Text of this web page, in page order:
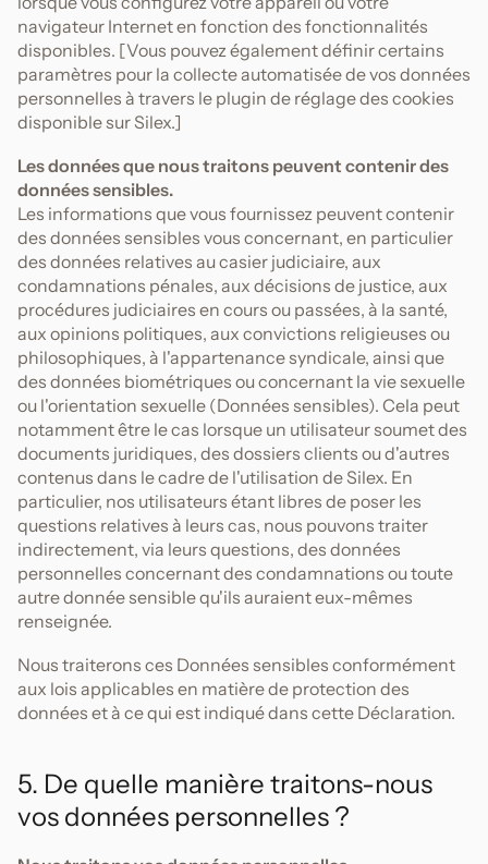
navigateur Internet en fonction des fonctionnalités
disponibles. [Vous pouvez également définir certains
paramètres pour la collecte automatisée de vos données
personnelles à travers le plugin de réglage des cookies
disponible sur Silex.]
Les données que nous traitons peuvent contenir des
données sensibles.
Les informations que vous fournissez peuvent contenir
des données sensibles vous concernant, en particulier
des données relatives au casier judiciaire, aux
condamnations pénales, aux décisions de justice, aux
procédures judiciaires en cours ou passées, à la santé,
aux opinions politiques, aux convictions religieuses ou
philosophiques, à l'appartenance syndicale, ainsi que
des données biométriques ou concernant la vie sexuelle
ou l'orientation sexuelle (Données sensibles). Cela peut
notamment être le cas lorsque un utilisateur soumet des
documents juridiques, des dossiers clients ou d'autres
contenus dans le cadre de l'utilisation de Silex. En
particulier, nos utilisateurs étant libres de poser les
questions relatives à leurs cas, nous pouvons traiter
indirectement, via leurs questions, des données
personnelles concernant des condamnations ou toute
autre donnée sensible qu'ils auraient eux-mêmes
renseignée.
Nous traiterons ces Données sensibles conformément
aux lois applicables en matière de protection des
données et à ce qui est indiqué dans cette Déclaration.
5. De quelle manière traitons-nous
vos données personnelles ?